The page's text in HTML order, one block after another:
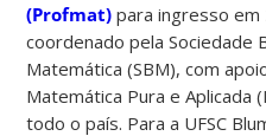
(Profmat) para ingresso em
coordenado pela Sociedade
Matemática (SBM), com
Matemática Pura e Aplicada
todo o país. Para a UFSC